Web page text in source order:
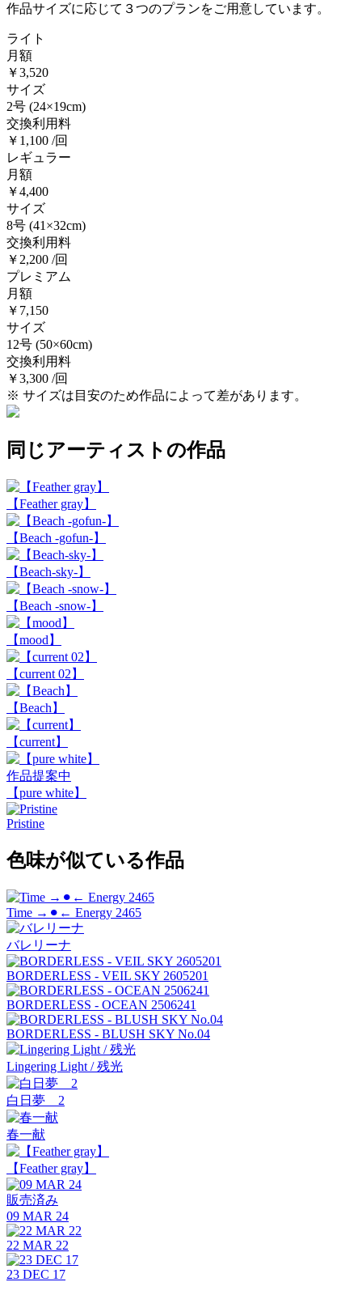
作品サイズに応じて３つのプランをご用意しています。
ライト
月額
￥3,520
サイズ
2号 (24×19cm)
交換利用料
￥1,100 /回
レギュラー
月額
￥4,400
サイズ
8号 (41×32cm)
交換利用料
￥2,200 /回
プレミアム
月額
￥7,150
サイズ
12号 (50×60cm)
交換利用料
￥3,300 /回
※ サイズは目安のため作品によって差があります。
同じアーティストの作品
【Feather gray】
【Beach -gofun-】
【Beach-sky-】
【Beach -snow-】
【mood】
【current 02】
【Beach】
【current】
作品提案中
【pure white】
Pristine
色味が似ている作品
Time →⚫︎← Energy 2465
バレリーナ
BORDERLESS - VEIL SKY 2605201
BORDERLESS - OCEAN 2506241
BORDERLESS - BLUSH SKY No.04
Lingering Light / 残光
白日夢 2
春一献
【Feather gray】
販売済み
09 MAR 24
22 MAR 22
23 DEC 17